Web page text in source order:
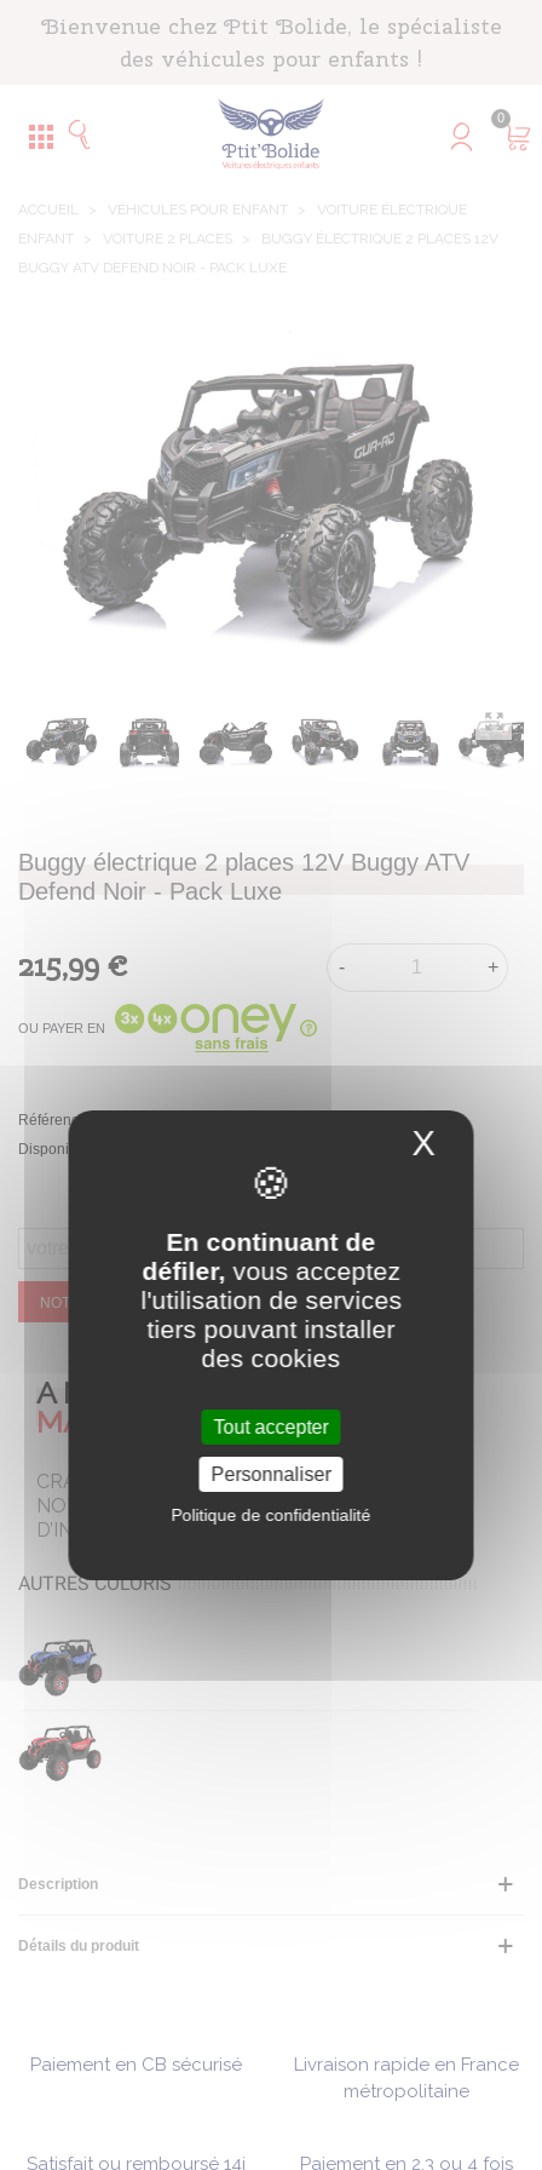
Bienvenue chez Ptit Bolide, le spécialiste
des véhicules pour enfants !
0
ACCUEIL > VÉHICULES POUR ENFANT >
VOITURE ÉLECTRIQUE
ENFANT
> VOITURE 2 PLACES >
BUGGY ÉLECTRIQUE 2 PLACES 12V
BUGGY ATV DEFEND NOIR - PACK LUXE
Buggy électrique 2 places 12V Buggy ATV
Defend Noir - Pack Luxe
215,99 €
OU PAYER EN
- +
Référence:
Disponibilité :
NOTIFIEZ MOI QUAND CE SERA DISPONIBLE
A NE PAS
MANQUER
CRAQUEZ POUR
NOTRE SELECTION
D’INCONTOURNABLES
AUTRES COLORIS
Description
Détails du produit
Paiement en CB sécurisé
Livraison rapide en France
métropolitaine
Satisfait ou remboursé 14j Paiement en 2,3 ou 4 fois
En continuant de
défiler, vous acceptez
l'utilisation de services
tiers pouvant installer
des cookies
Tout accepter
Personnaliser
Politique de confidentialité
X